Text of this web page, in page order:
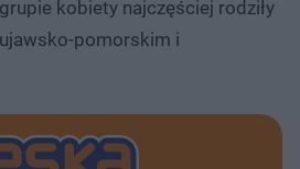
kobiety najczęściej rodziły
pomorskim i